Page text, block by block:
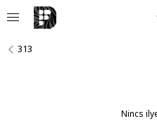
313
Nincs